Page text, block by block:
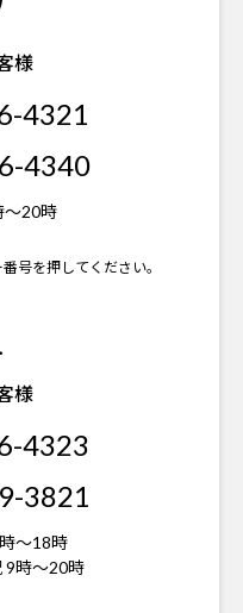
様
4321
4340
～20時
号を押してください。
様
4323
3821
～18時
9時～20時